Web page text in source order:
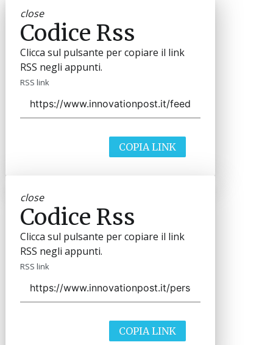
close
Codice Rss
Clicca sul pulsante per copiare il link
RSS negli appunti.
RSS link
COPIA LINK
close
Codice Rss
Clicca sul pulsante per copiare il link
RSS negli appunti.
RSS link
COPIA LINK